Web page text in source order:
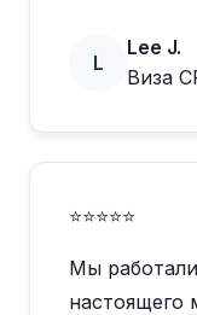
L
Lee J.
Виза
⭐⭐⭐⭐⭐
Мы
настоящего